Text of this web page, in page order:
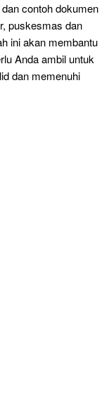
contoh dokumen
puskesmas dan
ini akan membantu
Anda ambil untuk
dan memenuhi